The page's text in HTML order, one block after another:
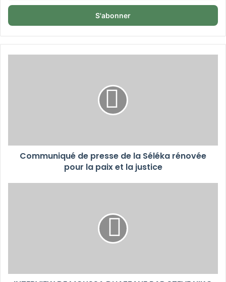
adresse
Communiqué de presse de la Séléka rénovée
pour la paix et la justice